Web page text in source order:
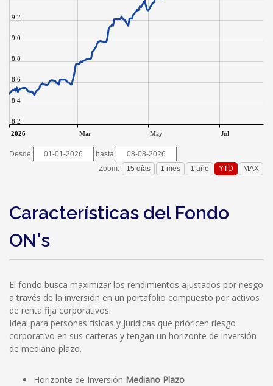
2026 Mar May Jul
8.2
8.4
8.6
8.8
9.0
9.2
Desde:
hasta:
Zoom:
Características del Fondo
ON's
El fondo busca maximizar los rendimientos ajustados por riesgo
a través de la inversión en un portafolio compuesto por activos
de renta fija corporativos.
Ideal para personas físicas y jurídicas que prioricen riesgo
corporativo en sus carteras y tengan un horizonte de inversión
de mediano plazo.
Horizonte de Inversión Mediano Plazo